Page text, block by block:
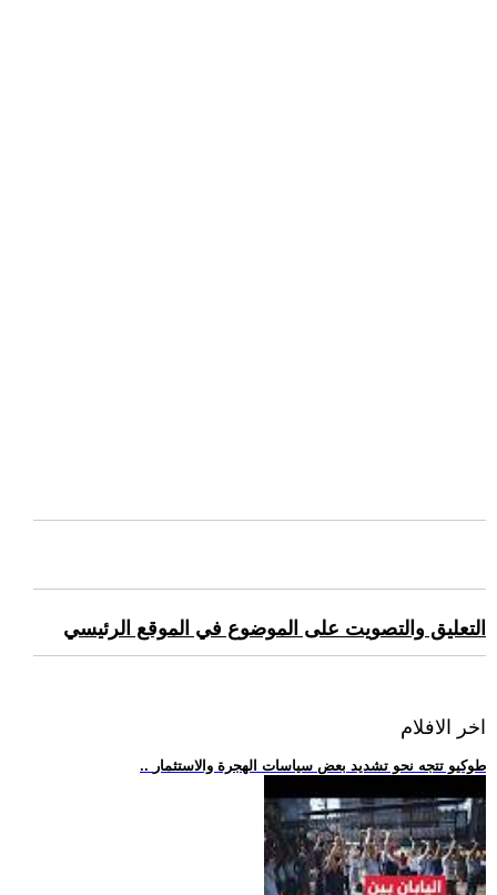
التعليق والتصويت على الموضوع في الموقع الرئيسي
اخر الافلام
.. طوكيو تتجه نحو تشديد بعض سياسات الهجرة والاستثمار